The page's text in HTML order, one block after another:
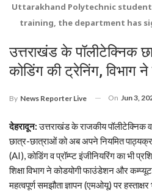
Uttarakhand Polytechnic
training, the department has
उत्तराखंड के पॉलीटेक्निक
कोडिंग की ट्रेनिंग, विभाग
By News Reporter Live On Jun 3,
देहरादून:उत्तराखंड के राजकीय पॉलीटेक्निक
छात्र-छात्राओं को अब अपने नियमित
(AI), कोडिंग व प्रॉम्प्ट इंजीनियरिंग का भी
शिक्षा विभाग ने कोडयोगी फाउंडेशन और
महत्वपूर्ण समझौता ज्ञापन (एमओयू) पर हस्ताक्षर